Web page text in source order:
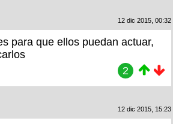
12 dic 2015, 00:32
para que ellos puedan actuar,
2
12 dic 2015, 15:23